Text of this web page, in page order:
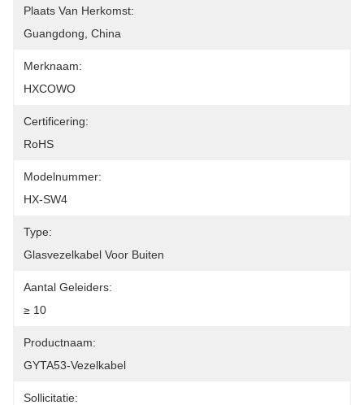
Plaats Van Herkomst:
Guangdong, China
Merknaam:
HXCOWO
Certificering:
RoHS
Modelnummer:
HX-SW4
Type:
Glasvezelkabel Voor Buiten
Aantal Geleiders:
≥ 10
Productnaam:
GYTA53-Vezelkabel
Sollicitatie: